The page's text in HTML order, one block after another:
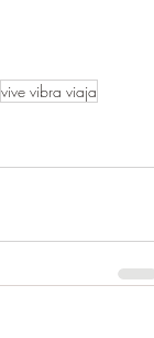
vive vibra viaja